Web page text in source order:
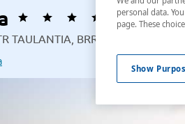
TAULANTIA, BRRYLI CURRILA,71
personal data.
page. These
Show